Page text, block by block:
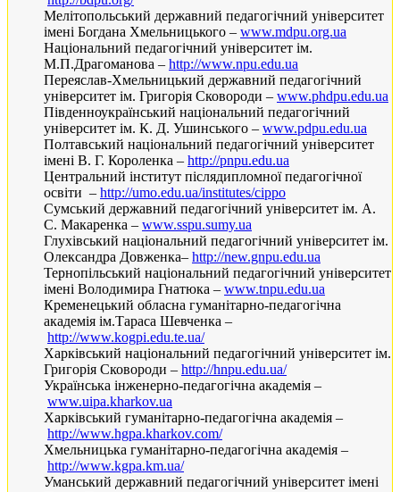
Мелітопольський державний педагогічний університет
імені Богдана Хмельницького – www.mdpu.org.ua
Національний педагогічний університет ім.
М.П.Драгоманова – http://www.npu.edu.ua
Переяслав-Хмельницький державний педагогічний
університет ім. Григорія Сковороди – www.phdpu.edu.ua
Південноукраїнський національний педагогічний
університет ім. К. Д. Ушинського – www.pdpu.edu.ua
Полтавський національний педагогічний університет
імені В. Г. Короленка – http://pnpu.edu.ua
Центральний інститут післядипломної педагогічної
освіти – http://umo.edu.ua/institutes/cippo
Сумський державний педагогічний університет ім. А.
С. Макаренка – www.sspu.sumy.ua
Глухівський національний педагогічний університет ім.
Олександра Довженка– http://new.gnpu.edu.ua
Тернопільський національний педагогічний університет
імені Володимира Гнатюка – www.tnpu.edu.ua
Кременецький обласна гуманітарно-педагогічна
академія ім.Тараса Шевченка –
http://www.kogpi.edu.te.ua/
Харківський національний педагогічний університет ім.
Григорія Сковороди – http://hnpu.edu.ua/
Українська інженерно-педагогічна академія –
www.uipa.kharkov.ua
Харківський гуманітарно-педагогічна академія –
http://www.hgpa.kharkov.com/
Хмельницька гуманітарно-педагогічна академія –
http://www.kgpa.km.ua/
Уманський державний педагогічний університет імені